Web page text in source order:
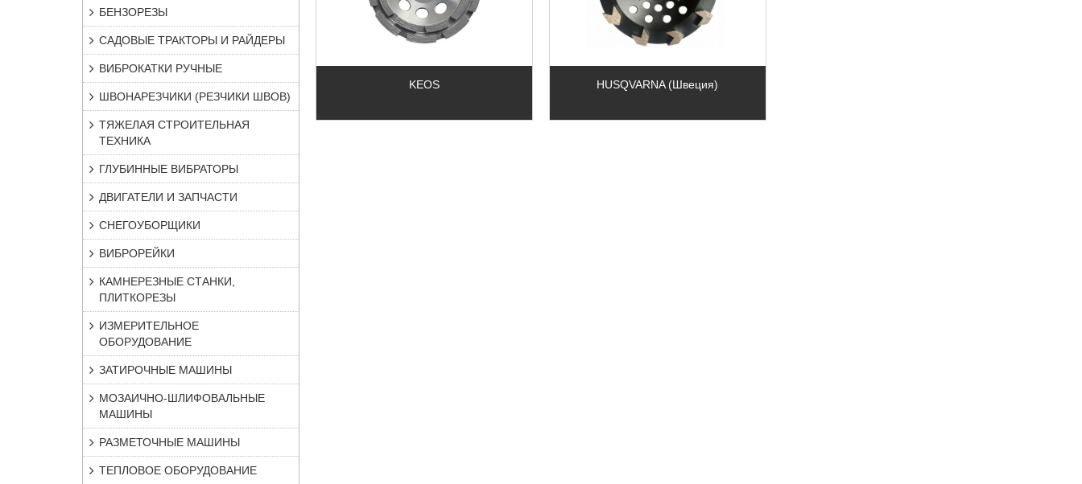
БЕНЗОРЕЗЫ
САДОВЫЕ ТРАКТОРЫ И РАЙДЕРЫ
ВИБРОКАТКИ РУЧНЫЕ
ШВОНАРЕЗЧИКИ (РЕЗЧИКИ ШВОВ)
ТЯЖЕЛАЯ СТРОИТЕЛЬНАЯ
ТЕХНИКА
ГЛУБИННЫЕ ВИБРАТОРЫ
ДВИГАТЕЛИ И ЗАПЧАСТИ
СНЕГОУБОРЩИКИ
ВИБРОРЕЙКИ
КАМНЕРЕЗНЫЕ СТАНКИ,
ПЛИТКОРЕЗЫ
ИЗМЕРИТЕЛЬНОЕ
ОБОРУДОВАНИЕ
ЗАТИРОЧНЫЕ МАШИНЫ
МОЗАИЧНО-ШЛИФОВАЛЬНЫЕ
МАШИНЫ
РАЗМЕТОЧНЫЕ МАШИНЫ
ТЕПЛОВОЕ ОБОРУДОВАНИЕ
KEOS HUSQVARNA (Швеция)